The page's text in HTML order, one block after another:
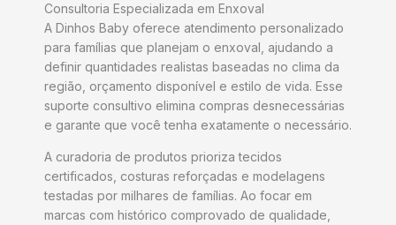
Consultoria Especializada em Enxoval
A Dinhos Baby oferece atendimento personalizado
para famílias que planejam o enxoval, ajudando a
definir quantidades realistas baseadas no clima da
região, orçamento disponível e estilo de vida. Esse
suporte consultivo elimina compras desnecessárias
e garante que você tenha exatamente o necessário.
A curadoria de produtos prioriza tecidos
certificados, costuras reforçadas e modelagens
testadas por milhares de famílias. Ao focar em
marcas com histórico comprovado de qualidade,